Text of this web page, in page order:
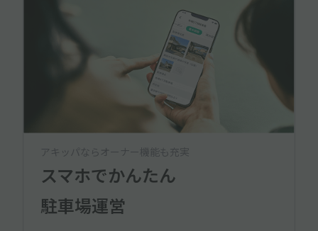
アキッパならオーナー機能も充実
スマホでかんたん
駐車場運営